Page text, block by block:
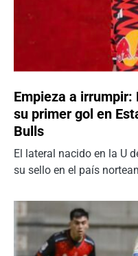
Empieza a
su primer gol en
Bulls
El lateral nacido en la U
su sello en el país